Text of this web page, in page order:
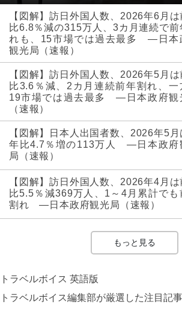
【図解】訪日外国人数、2026年6月は
比6.8％減の315万人、3カ月連続で前
れも、15市場では過去最多 ―日本
観光局（速報）
【図解】訪日外国人数、2026年5月は
比3.6％減、2カ月連続前年割れ、一
19市場では過去最多 ―日本政府観
（速報）
【図解】日本人出国者数、2026年5月
年比4.7％増の113万人 ―日本政府
局（速報）
【図解】訪日外国人数、2026年4月は
比5.5％減369万人、1～4月累計でも
割れ ―日本政府観光局（速報）
もっと見る
トラベルボイス 英語版
トラベルボイス編集部が厳選した注目記